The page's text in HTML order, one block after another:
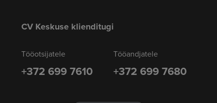
CV Keskuse klienditugi
Tööotsijatele
+372 699 7610
Tööandjatele
+372 699 7680